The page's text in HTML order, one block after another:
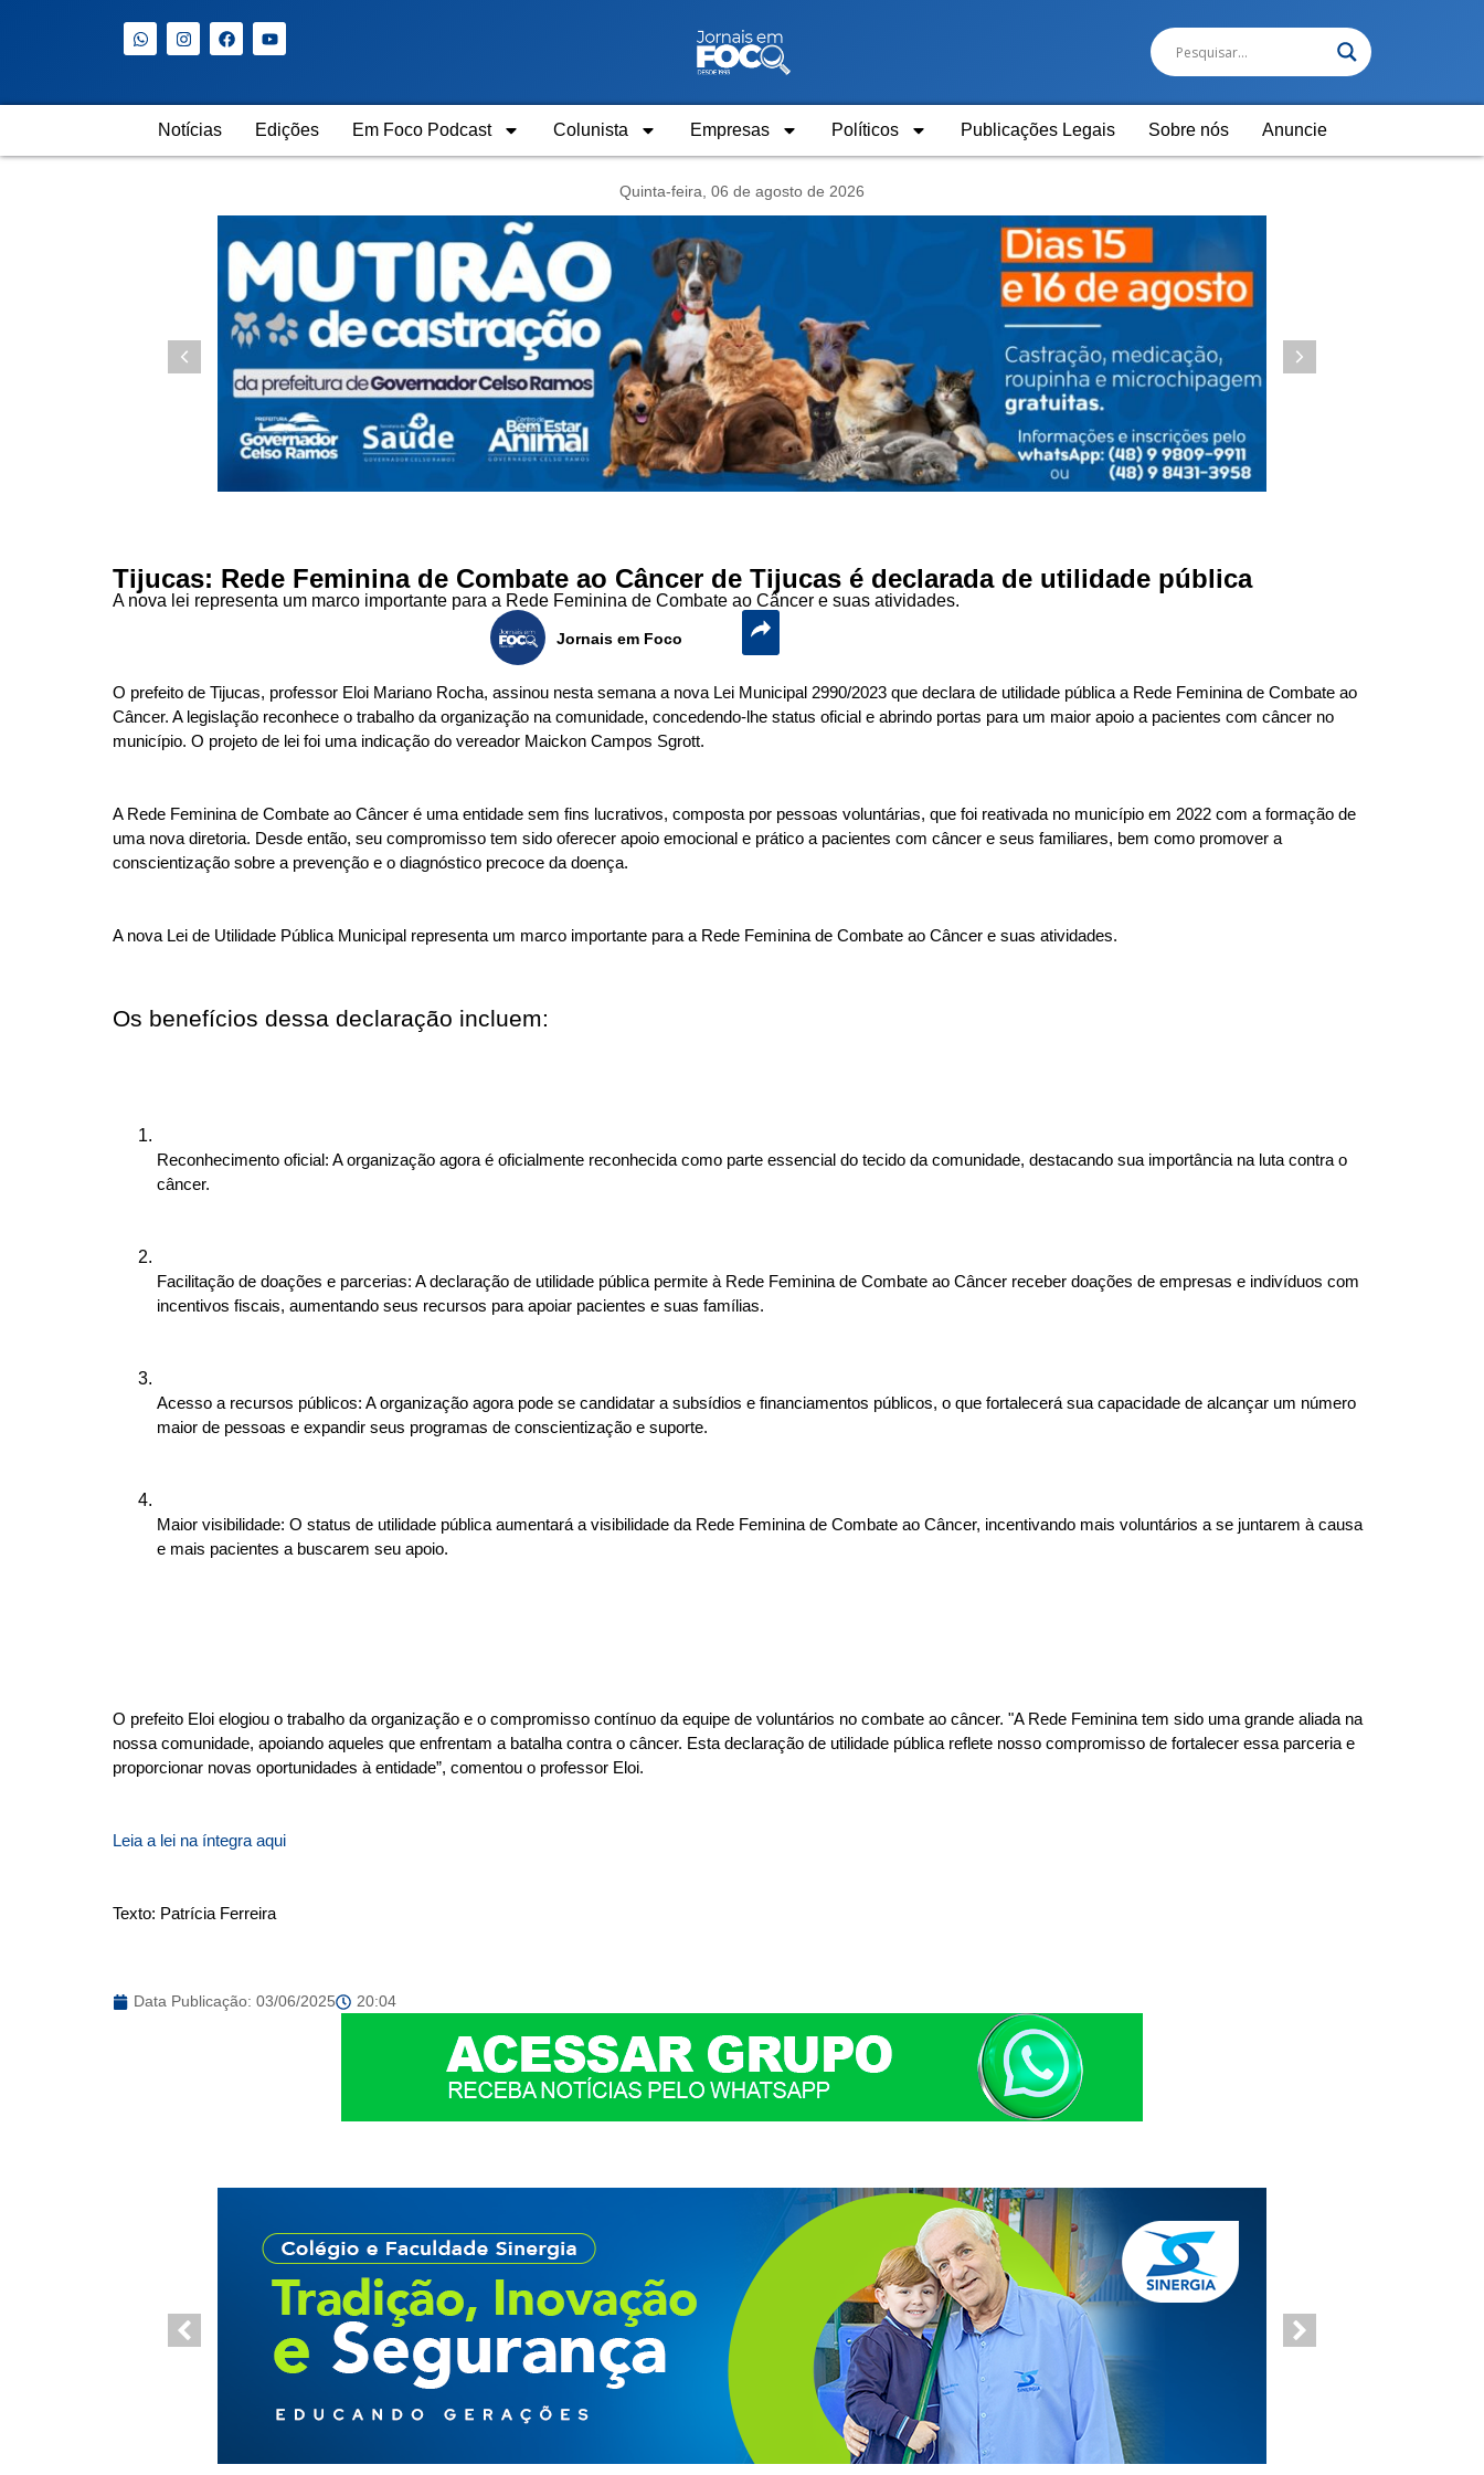
Notícias Edições Em Foco Podcast Colunista Empresas Políticos Publicações Legais Sobre nós Anuncie
Quinta-feira, 06 de agosto de 2026
Tijucas: Rede Feminina de Combate ao Câncer de Tijucas é declarada de utilidade pública
A nova lei representa um marco importante para a Rede Feminina de Combate ao Câncer e suas atividades.
Jornais em Foco
O prefeito de Tijucas, professor Eloi Mariano Rocha, assinou nesta semana a nova Lei Municipal 2990/2023 que declara de utilidade pública a Rede Feminina de Combate ao
Câncer. A legislação reconhece o trabalho da organização na comunidade, concedendo-lhe status oficial e abrindo portas para um maior apoio a pacientes com câncer no
município. O projeto de lei foi uma indicação do vereador Maickon Campos Sgrott.
A Rede Feminina de Combate ao Câncer é uma entidade sem fins lucrativos, composta por pessoas voluntárias, que foi reativada no município em 2022 com a formação de
uma nova diretoria. Desde então, seu compromisso tem sido oferecer apoio emocional e prático a pacientes com câncer e seus familiares, bem como promover a
conscientização sobre a prevenção e o diagnóstico precoce da doença.
A nova Lei de Utilidade Pública Municipal representa um marco importante para a Rede Feminina de Combate ao Câncer e suas atividades.
Os benefícios dessa declaração incluem:
Reconhecimento oficial: A organização agora é oficialmente reconhecida como parte essencial do tecido da comunidade, destacando sua importância na luta contra o
câncer.
Facilitação de doações e parcerias: A declaração de utilidade pública permite à Rede Feminina de Combate ao Câncer receber doações de empresas e indivíduos com
incentivos fiscais, aumentando seus recursos para apoiar pacientes e suas famílias.
Acesso a recursos públicos: A organização agora pode se candidatar a subsídios e financiamentos públicos, o que fortalecerá sua capacidade de alcançar um número
maior de pessoas e expandir seus programas de conscientização e suporte.
Maior visibilidade: O status de utilidade pública aumentará a visibilidade da Rede Feminina de Combate ao Câncer, incentivando mais voluntários a se juntarem à causa
e mais pacientes a buscarem seu apoio.
O prefeito Eloi elogiou o trabalho da organização e o compromisso contínuo da equipe de voluntários no combate ao câncer. "A Rede Feminina tem sido uma grande aliada na
nossa comunidade, apoiando aqueles que enfrentam a batalha contra o câncer. Esta declaração de utilidade pública reflete nosso compromisso de fortalecer essa parceria e
proporcionar novas oportunidades à entidade”, comentou o professor Eloi.
Leia a lei na íntegra aqui
Texto: Patrícia Ferreira
Data Publicação: 03/06/2025 20:04